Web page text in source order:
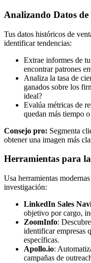
Analizando Datos
Tus datos históricos de
identificar tendencias:
Extrae informes de
encontrar patrones
Analiza la tasa de
ganados sobre los
ideal?
Evalúa métricas de
quedan más tiempo
Consejo pro: Segmenta
obtener una imagen más
Herramientas para
Usa herramientas
investigación:
LinkedIn Sales
objetivo por cargo,
ZoomInfo:
identificar empresas
específicas.
Apollo.io:
campañas de